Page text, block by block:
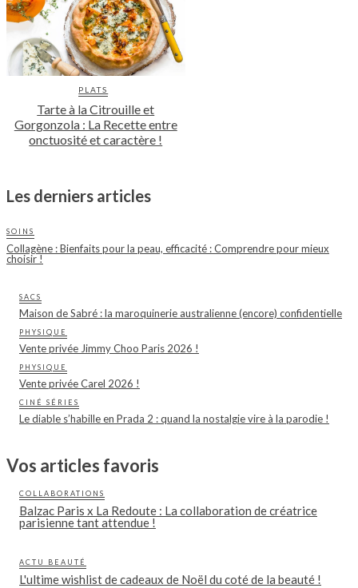
PLATS
Tarte à la Citrouille et
Gorgonzola : La Recette entre
onctuosité et caractère !
Les derniers articles
SOINS
Collagène : Bienfaits pour la peau, efficacité : Comprendre pour mieux
choisir !
SACS
Maison de Sabré : la maroquinerie australienne (encore) confidentielle
PHYSIQUE
Vente privée Jimmy Choo Paris 2026 !
PHYSIQUE
Vente privée Carel 2026 !
CINÉ SÉRIES
Le diable s’habille en Prada 2 : quand la nostalgie vire à la parodie !
Vos articles favoris
COLLABORATIONS
Balzac Paris x La Redoute : La collaboration de créatrice
parisienne tant attendue !
ACTU BEAUTÉ
L'ultime wishlist de cadeaux de Noël du coté de la beauté !